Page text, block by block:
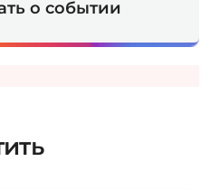
о событии